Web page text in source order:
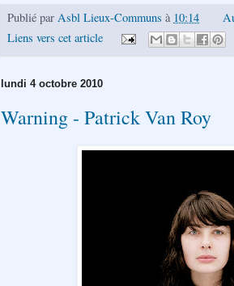
Publié par Asbl Lieux-Communs à 10:14
Liens vers cet article
lundi 4 octobre 2010
Warning - Patrick Van Roy